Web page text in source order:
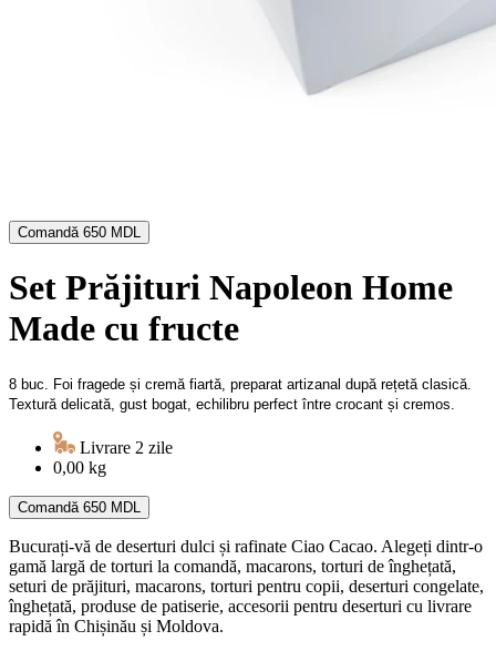
Comandă 650 MDL
Set Prăjituri Napoleon Home
Made cu fructe
8 buc. Foi fragede și cremă fiartă, preparat artizanal după rețetă clasică.
Textură delicată, gust bogat, echilibru perfect între crocant și cremos.
Livrare 2 zile
0,00 kg
Comandă 650 MDL
Bucurați-vă de deserturi dulci și rafinate Ciao Cacao. Alegeți dintr-o
gamă largă de torturi la comandă, macarons, torturi de înghețată,
seturi de prăjituri, macarons, torturi pentru copii, deserturi congelate,
înghețată, produse de patiserie, accesorii pentru deserturi cu livrare
rapidă în Chișinău și Moldova.